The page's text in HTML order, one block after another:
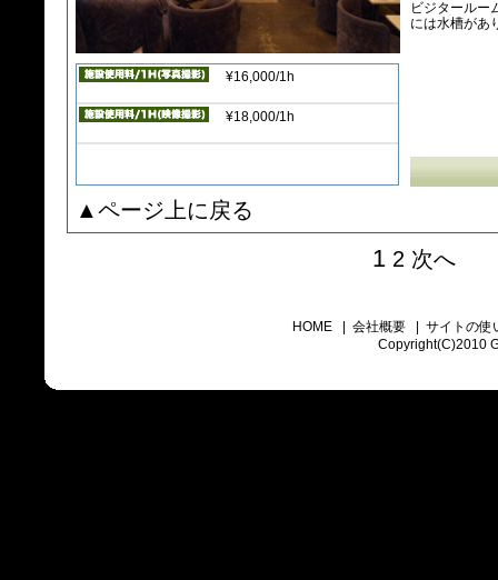
¥16,000/1h
¥18,000/1h
ビジタール
には水槽があ
▲ページ上に戻る
1 2 次へ
HOME| 会社概要| サイトの使
Copyright(C)2010